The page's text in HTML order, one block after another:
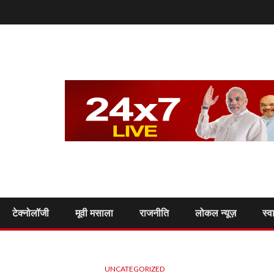
टेक्नोलॉजी मूवी मसाला राजनीति लोकल न्यूज़
UNCATEGORIZED